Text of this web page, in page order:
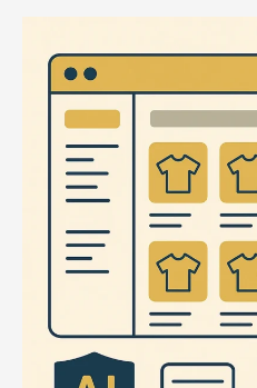
test